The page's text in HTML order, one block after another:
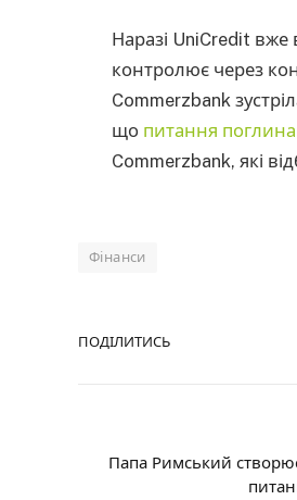
Наразі UniCredit
контролює через
Commerzbank
що питання
Commerzbank, які
Фінанси
ПОДІЛИТИСЬ
Папа Римський